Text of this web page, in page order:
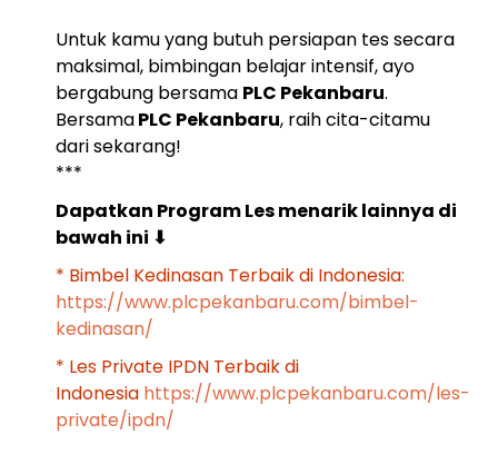
Untuk kamu yang butuh persiapan tes secara
maksimal, bimbingan belajar intensif, ayo
bergabung bersama PLC Pekanbaru.
BersamaPLC Pekanbaru, raih cita-citamu
dari sekarang!
***
Dapatkan Program Les menarik lainnya di
bawah ini ⬇
* Bimbel Kedinasan Terbaik di Indonesia:
https://www.plcpekanbaru.com/bimbel-
kedinasan/
* Les Private IPDN Terbaik di
Indonesia https://www.plcpekanbaru.com/les-
private/ipdn/